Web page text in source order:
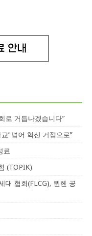
로 거듭나겠습니다”
’ 넘어 혁신 거점으로”
료
(TOPIK)
대 협회(FLCG), 뮌헨 공